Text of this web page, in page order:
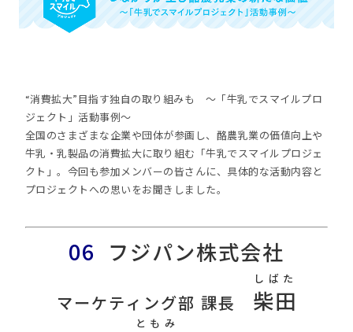
“消費拡大”目指す独自の取り組みも ～「牛乳でスマイルプロ
ジェクト」活動事例～
全国のさまざまな企業や団体が参画し、酪農乳業の価値向上や
牛乳・乳製品の消費拡大に取り組む「牛乳でスマイルプロジェ
クト」。今回も参加メンバーの皆さんに、具体的な活動内容と
プロジェクトへの思いをお聞きしました。
06 フジパン株式会社
マーケティング部 課長 柴田
しばた
ともみ